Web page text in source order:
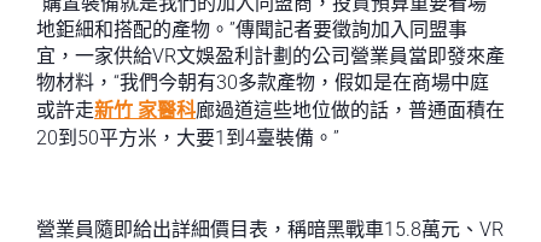
地鉅細和搭配的產物。”傳聞記者要徵詢加入同盟事
宜，一家供給VR文娛盈利計劃的公司營業員當即發來產
物材料，“我們今朝有30多款產物，假如是在商場中庭
或許走新竹 家醫科廊過道這些地位做的話，普通面積在
20到50平方米，大要1到4臺裝備。”
營業員隨即給出詳細價目表，稱暗黑戰車15.8萬元、VR